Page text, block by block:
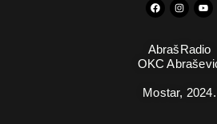
AbrašRadio
OKC
Mostar, 2024.